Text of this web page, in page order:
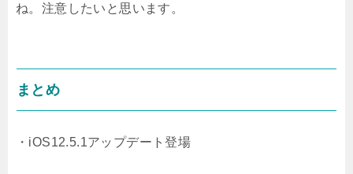
ね。注意したいと思います。
まとめ
・iOS12.5.1アップデート登場